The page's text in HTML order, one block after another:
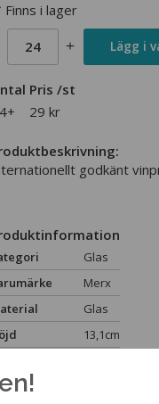
Finns i lager
Lägg i
Pris /st
29 kr
godkänt
Glas
Merx
Glas
13,1cm